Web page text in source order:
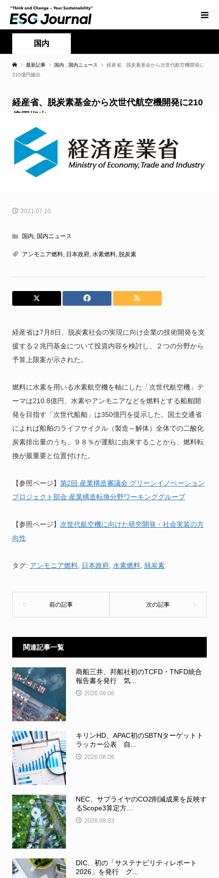
国内
最新記事 国内 国内ニュース
経産省、脱炭素基金から次世代航空機開発に
210億円拠出
経産省、脱炭素基金から次世代航空機開発に210
億円拠出
2021.07.10
国内, 国内ニュース
アンモニア燃料, 日本政府, 水素燃料, 脱炭素
経産省は7月8日、脱炭素社会の実現に向け企業の技術開発を支
援する２兆円基金について投資内容を検討し、２つの分野から
予算上限案が示された。
燃料に水素を用いる水素航空機を軸にした「次世代航空機」テ
ーマは210.8億円、水素やアンモニアなどを燃料とする船舶開
発を目指す「次世代船舶」は350億円を提示した。国土交通省
によれば船舶のライフサイクル（製造～解体）全体での二酸化
炭素排出量のうち、９８％が運航に由来することから、燃料転
換が最重要と位置付けた。
【参照ページ】 第2回 産業構造審議会 グリーンイノベーション
プロジェクト部会 産業構造転換分野ワーキンググループ
【参照ページ】 次世代航空機に向けた研究開発・社会実装の方
向性
タグ: アンモニア燃料, 日本政府, 水素燃料, 脱炭素
関連記事一覧
商船三井、邦船社初のTCFD・TNFD統合
報告書を発行 気...
2026.08.06
キリンHD、APAC初のSBTNターゲットト
ラッカー公表 自...
2026.08.06
NEC、サプライヤのCO2削減成果を反映す
るScope3算定方...
2026.08.03
DIC、初の「サステナビリティレポート
2026」を発行 グ...